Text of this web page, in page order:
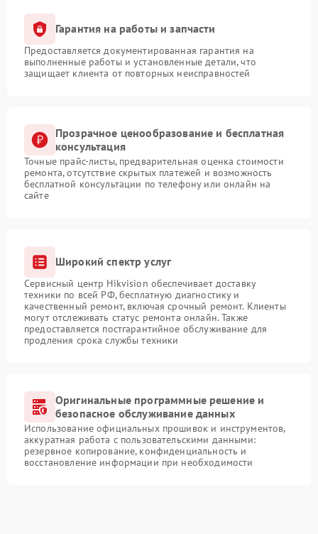
Гарантия на работы и запчасти
Предоставляется документированная гарантия на
выполненные работы и установленные детали, что
защищает клиента от повторных неисправностей
Прозрачное ценообразование и бесплатная
консультация
Точные прайс-листы, предварительная оценка стоимости
ремонта, отсутствие скрытых платежей и возможность
бесплатной консультации по телефону или онлайн на
сайте
Широкий спектр услуг
Сервисный центр Hikvision обеспечивает доставку
техники по всей РФ, бесплатную диагностику и
качественный ремонт, включая срочный ремонт. Клиенты
могут отслеживать статус ремонта онлайн. Также
предоставляется постгарантийное обслуживание для
продления срока службы техники
Оригинальные программные решение и
безопасное обслуживание данных
Использование официальных прошивок и инструментов,
аккуратная работа с пользовательскими данными:
резервное копирование, конфиденциальность и
восстановление информации при необходимости